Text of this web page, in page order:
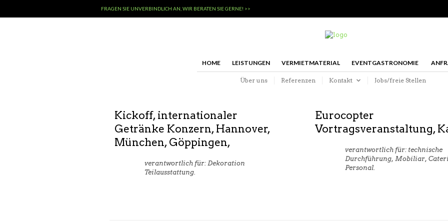
FRAGEN SIE UNVERBINDLICH AN, WIR BERATEN SIE GERNE! >>
HOME LEISTUNGEN VERMIETMATERIAL EVENTGASTRONOMIE
Über uns Referenzen Kontakt Jobs/freie Stellen
Kickoff, internationaler
Getränke Konzern, Hannover,
München, Göppingen,
verantwortlich für: Dekoration 
Teilausstattung.
Eurocopter
Vortragsveranstaltung,
verantwortlich für: technische
Durchführung, Mobiliar,
Personal.